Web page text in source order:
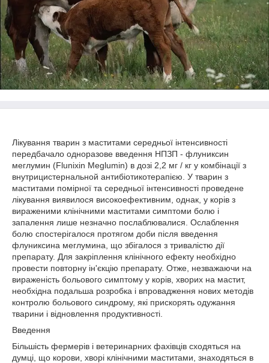
Лікування тварин з маститами середньої інтенсивності
передбачало одноразове введення НПЗП - флуниксин
меглумин (Flunixin Meglumin) в дозі 2,2 мг / кг у комбінації з
внутрицистернальной антибіотикотерапією. У тварин з
маститами помірної та середньої інтенсивності проведене
лікування виявилося високоефективним, однак, у корів з
вираженими клінічними маститами симптоми болю і
запалення лише незначно послаблювалися. Ослаблення
болю спостерігалося протягом доби після введення
флуниксина меглумина, що збігалося з тривалістю дії
препарату. Для закріплення клінічного ефекту необхідно
провести повторну ін'єкцію препарату. Отже, незважаючи на
вираженість больового симптому у корів, хворих на мастит,
необхідна подальша розробка і впровадження нових методів
контролю больового синдрому, які прискорять одужання
тварини і відновлення продуктивності.
Введення
Більшість фермерів і ветеринарних фахівців сходяться на
думці, що корови, хворі клінічними маститами, знаходяться в